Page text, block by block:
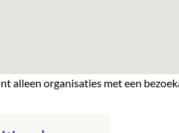
alleen organisaties met een